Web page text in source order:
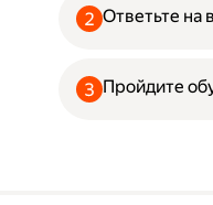
Ответьте на
Пройдите